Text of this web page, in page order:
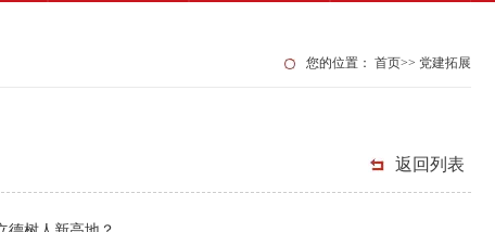
您的位置： 首页>> 党建拓展
返回列表